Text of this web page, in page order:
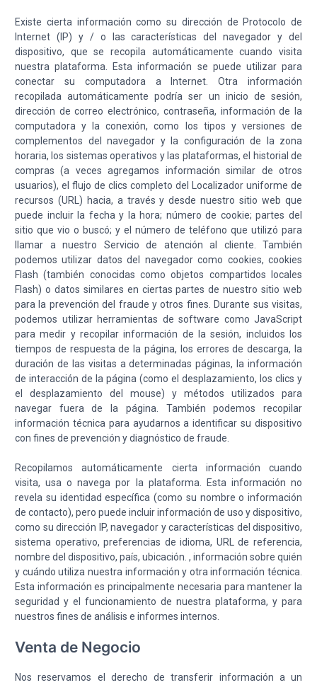
Existe cierta información como su dirección de Protocolo de
Internet (IP) y / o las características del navegador y del
dispositivo, que se recopila automáticamente cuando visita
nuestra plataforma. Esta información se puede utilizar para
conectar su computadora a Internet. Otra información
recopilada automáticamente podría ser un inicio de sesión,
dirección de correo electrónico, contraseña, información de la
computadora y la conexión, como los tipos y versiones de
complementos del navegador y la configuración de la zona
horaria, los sistemas operativos y las plataformas, el historial de
compras (a veces agregamos información similar de otros
usuarios), el flujo de clics completo del Localizador uniforme de
recursos (URL) hacia, a través y desde nuestro sitio web que
puede incluir la fecha y la hora; número de cookie; partes del
sitio que vio o buscó; y el número de teléfono que utilizó para
llamar a nuestro Servicio de atención al cliente. También
podemos utilizar datos del navegador como cookies, cookies
Flash (también conocidas como objetos compartidos locales
Flash) o datos similares en ciertas partes de nuestro sitio web
para la prevención del fraude y otros fines. Durante sus visitas,
podemos utilizar herramientas de software como JavaScript
para medir y recopilar información de la sesión, incluidos los
tiempos de respuesta de la página, los errores de descarga, la
duración de las visitas a determinadas páginas, la información
de interacción de la página (como el desplazamiento, los clics y
el desplazamiento del mouse) y métodos utilizados para
navegar fuera de la página. También podemos recopilar
información técnica para ayudarnos a identificar su dispositivo
con fines de prevención y diagnóstico de fraude.
Recopilamos automáticamente cierta información cuando
visita, usa o navega por la plataforma. Esta información no
revela su identidad específica (como su nombre o información
de contacto), pero puede incluir información de uso y dispositivo,
como su dirección IP, navegador y características del dispositivo,
sistema operativo, preferencias de idioma, URL de referencia,
nombre del dispositivo, país, ubicación. , información sobre quién
y cuándo utiliza nuestra información y otra información técnica.
Esta información es principalmente necesaria para mantener la
seguridad y el funcionamiento de nuestra plataforma, y para
nuestros fines de análisis e informes internos.
Venta de Negocio
Nos reservamos el derecho de transferir información a un